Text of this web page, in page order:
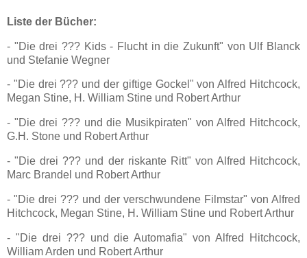
Liste der Bücher:
- "Die drei ??? Kids - Flucht in die Zukunft" von Ulf Blanck
und Stefanie Wegner
- "Die drei ??? und der giftige Gockel" von Alfred Hitchcock,
Megan Stine, H. William Stine und Robert Arthur
- "Die drei ??? und die Musikpiraten" von Alfred Hitchcock,
G.H. Stone und Robert Arthur
- "Die drei ??? und der riskante Ritt" von Alfred Hitchcock,
Marc Brandel und Robert Arthur
- "Die drei ??? und der verschwundene Filmstar" von Alfred
Hitchcock, Megan Stine, H. William Stine und Robert Arthur
- "Die drei ??? und die Automafia" von Alfred Hitchcock,
William Arden und Robert Arthur